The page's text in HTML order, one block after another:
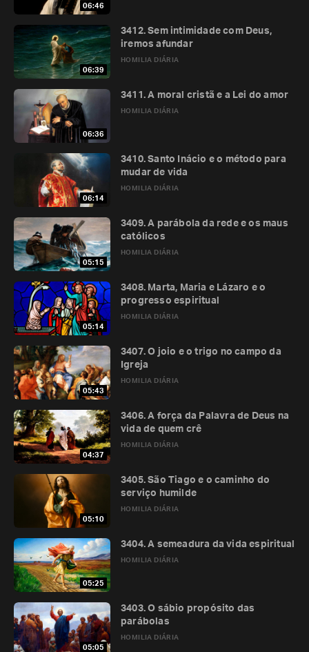
06:46
06:39
HOMILIA DIÁRIA
3412. Sem intimidade com Deus,
iremos afundar
06:36
HOMILIA DIÁRIA
3411. A moral cristã e a Lei do amor
06:14
HOMILIA DIÁRIA
3410. Santo Inácio e o método para
mudar de vida
05:15
HOMILIA DIÁRIA
3409. A parábola da rede e os maus
católicos
05:14
HOMILIA DIÁRIA
3408. Marta, Maria e Lázaro e o
progresso espiritual
05:43
HOMILIA DIÁRIA
3407. O joio e o trigo no campo da
Igreja
04:37
HOMILIA DIÁRIA
3406. A força da Palavra de Deus na
vida de quem crê
05:10
HOMILIA DIÁRIA
3405. São Tiago e o caminho do
serviço humilde
05:25
HOMILIA DIÁRIA
3404. A semeadura da vida espiritual
05:05
HOMILIA DIÁRIA
3403. O sábio propósito das
parábolas